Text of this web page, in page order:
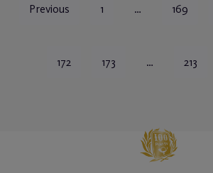
Previous 1 … 169
172 173 … 213